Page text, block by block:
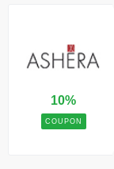
10%
COUPON